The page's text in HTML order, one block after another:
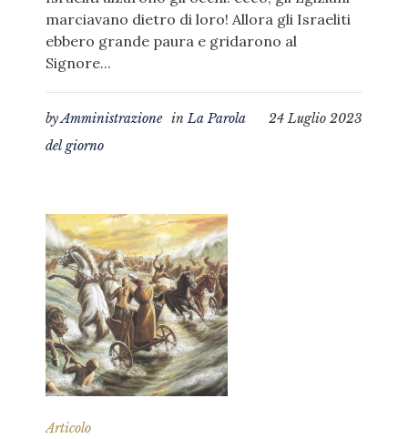
marciavano dietro di loro! Allora gli Israeliti
ebbero grande paura e gridarono al
Signore...
24 Luglio 2023
byAmministrazione inLa Parola
del giorno
Articolo